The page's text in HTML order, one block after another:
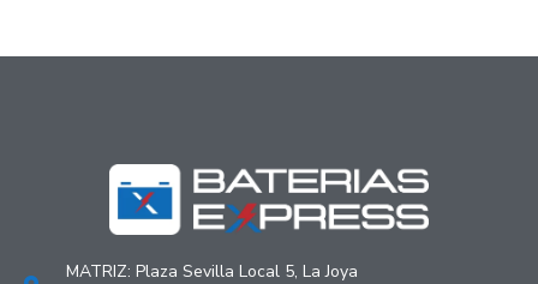
MATRIZ: Plaza Sevilla Local 5, La Joya